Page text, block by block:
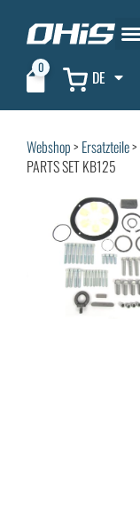
0 DE
Webshop> Ersatzteile>
PARTS SET KB125